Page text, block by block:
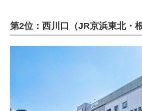
エネルギーの専門メディア
第2位：西川口（JR京浜東北・根